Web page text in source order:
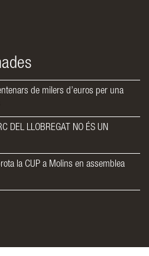
de milers d’euros per una
DEL LLOBREGAT NO ÉS UN
la CUP a Molins en assemblea